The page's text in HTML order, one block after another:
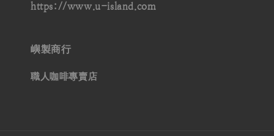
https://www.u-island.com
嶼製商行
職人咖啡專賣店